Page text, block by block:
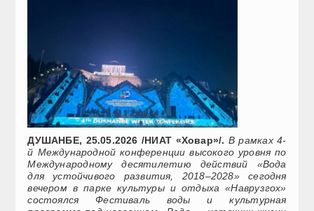
ДУШАНБЕ, 25.05.2026 /НИАТ «Ховар»/. В рамках 4-
й Международной конференции высокого уровня по
Международному десятилетию действий «Вода
для устойчивого развития, 2018–2028» сегодня
вечером в парке культуры и отдыха «Наврузгох»
состоялся Фестиваль воды и культурная